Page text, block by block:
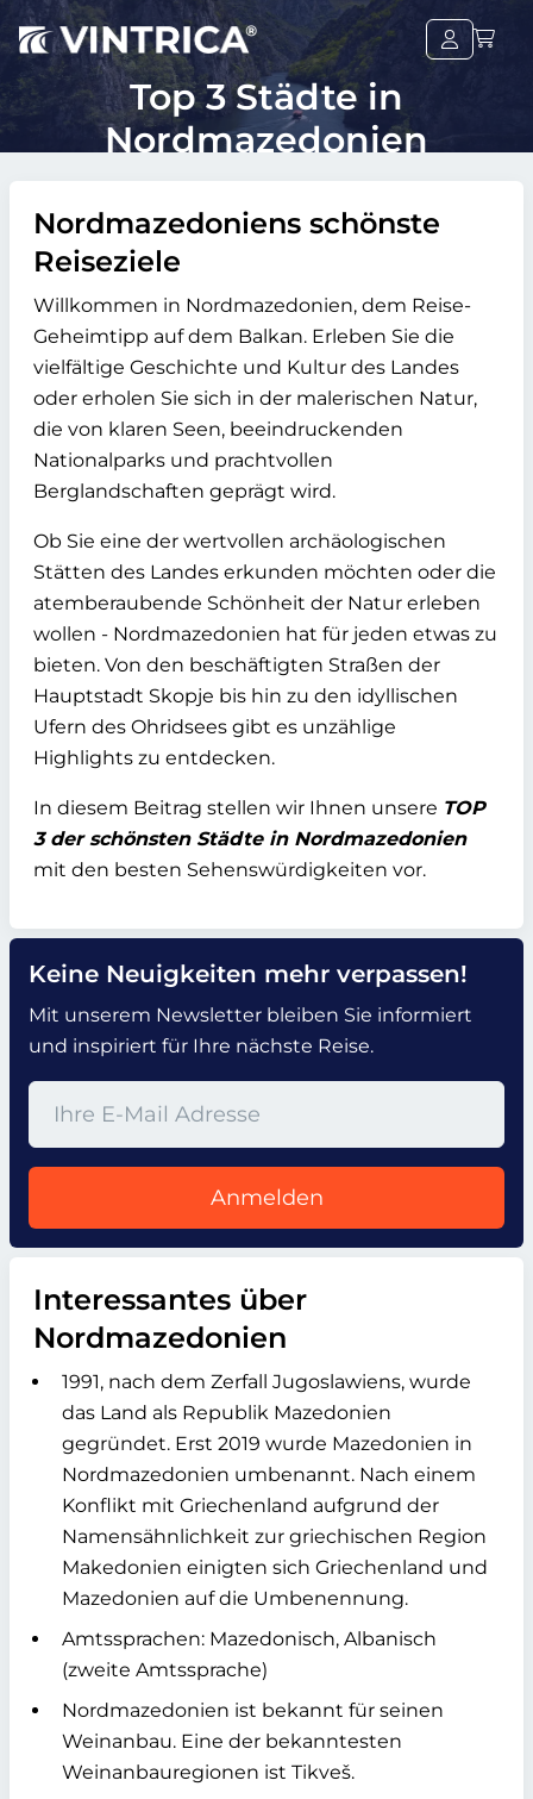
Top 3 Städte in
Nordmazedonien
Nordmazedoniens schönste
Reiseziele
Willkommen in Nordmazedonien, dem Reise-
Geheimtipp auf dem Balkan. Erleben Sie die
vielfältige Geschichte und Kultur des Landes
oder erholen Sie sich in der malerischen Natur,
die von klaren Seen, beeindruckenden
Nationalparks und prachtvollen
Berglandschaften geprägt wird.
Ob Sie eine der wertvollen archäologischen
Stätten des Landes erkunden möchten oder die
atemberaubende Schönheit der Natur erleben
wollen - Nordmazedonien hat für jeden etwas zu
bieten. Von den beschäftigten Straßen der
Hauptstadt Skopje bis hin zu den idyllischen
Ufern des Ohridsees gibt es unzählige
Highlights zu entdecken.
In diesem Beitrag stellen wir Ihnen unsere TOP
3 der schönsten Städte in Nordmazedonien
mit den besten Sehenswürdigkeiten vor.
Keine Neuigkeiten mehr verpassen!
Mit unserem Newsletter bleiben Sie informiert
und inspiriert für Ihre nächste Reise.
Anmelden
Interessantes über
Nordmazedonien
1991, nach dem Zerfall Jugoslawiens, wurde
das Land als Republik Mazedonien
gegründet. Erst 2019 wurde Mazedonien in
Nordmazedonien umbenannt. Nach einem
Konflikt mit Griechenland aufgrund der
Namensähnlichkeit zur griechischen Region
Makedonien einigten sich Griechenland und
Mazedonien auf die Umbenennung.
Amtssprachen: Mazedonisch, Albanisch
(zweite Amtssprache)
Nordmazedonien ist bekannt für seinen
Weinanbau. Eine der bekanntesten
Weinanbauregionen ist Tikveš.